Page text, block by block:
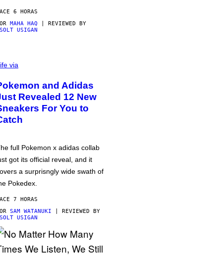
6 HORAS
MAHA HAQ | REVIEWED BY
USIGAN
via
and Adidas
Revealed 12 New
For You to
full Pokemon x adidas collab
got its official reveal, and it
a surprisngly wide swath of
Pokedex.
7 HORAS
SAM WATANUKI | REVIEWED BY
USIGAN